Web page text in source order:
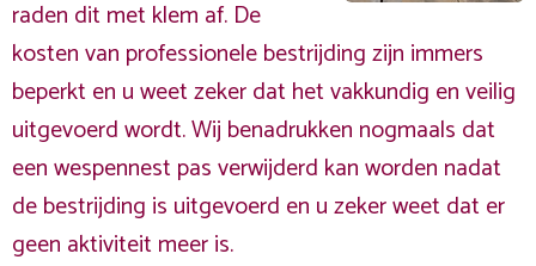
raden dit met klem af. De
kosten van professionele bestrijding zijn immers
beperkt en u weet zeker dat het vakkundig en veilig
uitgevoerd wordt. Wij benadrukken nogmaals dat
een wespennest pas verwijderd kan worden nadat
de bestrijding is uitgevoerd en u zeker weet dat er
geen aktiviteit meer is.